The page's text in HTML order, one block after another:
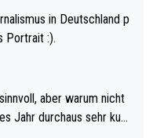
in Deutschland p
Portrait :).
aber warum nicht